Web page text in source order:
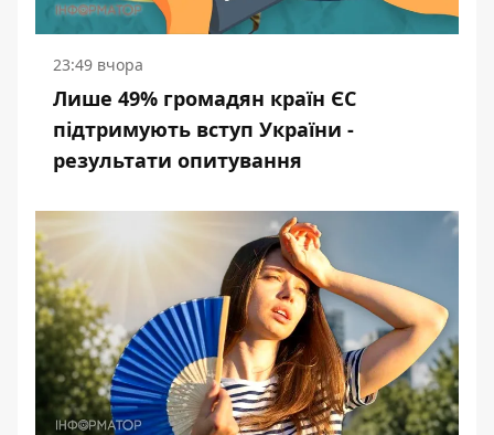
23:49 вчора
Лише 49% громадян країн ЄС
підтримують вступ України -
результати опитування